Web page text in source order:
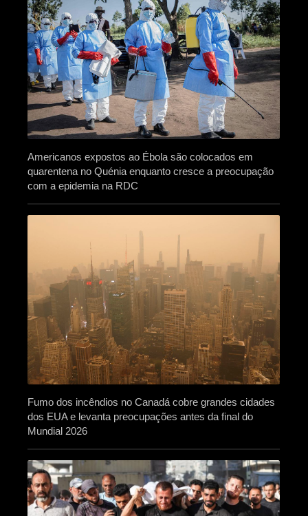
Americanos expostos ao Ébola são colocados em
quarentena no Quénia enquanto cresce a preocupação
com a epidemia na RDC
Fumo dos incêndios no Canadá cobre grandes cidades
dos EUA e levanta preocupações antes da final do
Mundial 2026